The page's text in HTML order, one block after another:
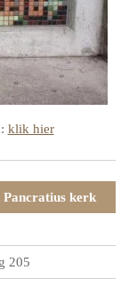
klik hier
Pancratius kerk
205